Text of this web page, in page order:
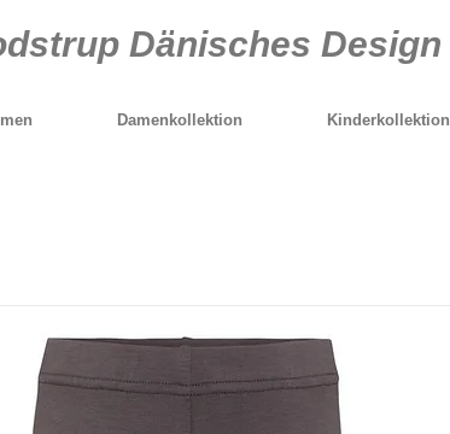
Dänisches Design
Damenkollektion Kinderkollektion